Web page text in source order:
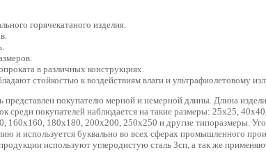
горячекатаного изделия.
в различных конструкциях.
стойкостью к воздействиям влаги и ультрафиолетовому
покупателю мерной и немерной длины. Длина
среди покупателей наблюдается на такие размеры: 25х25,
160х160, 180х180, 200х200, 250х250 и другие типоразмеры.
и используется буквально во всех сферах промышленного
используют углеродистую сталь 3сп, а так же